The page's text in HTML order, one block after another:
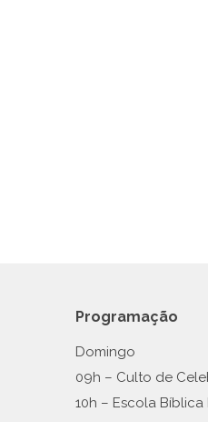
Programação
Domingo
09h – Culto de
10h – Escola